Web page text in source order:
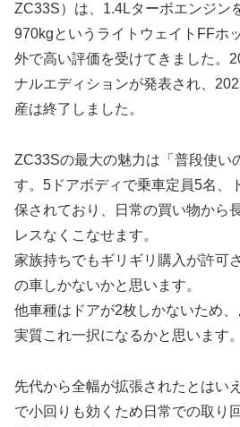
ZC33S）は、1.4Lターボエンジン
970kgというライトウェイトFFホ
外で高い評価を受けてきました。
ナルエディションが発表され、
産は終了しました。
ZC33Sの最大の魅力は「普段使い
す。5ドアボディで乗車定員5名、
保されており、日常の買い物から
レスなくこなせます。
家族持ちでもギリギリ購入が許可
の車しかないかと思います。
他車種はドアが2枚しかないため
実質これ一択になるかと思います。
先代から全幅が拡張されたとはい
で小回りも効くため日常での取り